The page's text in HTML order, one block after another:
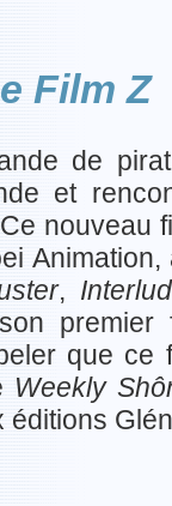
Film Z
de
et
nouveau
,
premier
que ce
Weekly
éditions